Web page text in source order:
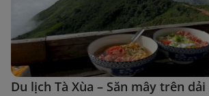
Du lịch Tà Xùa – Săn mây trên